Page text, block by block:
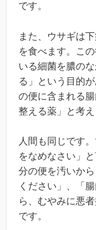
です。
また、ウサギは
を食べます。こ
いる細菌を膿の
る」という目的
の便に含まれる
整える薬」と考え
人間も同じです
をなめなさい」
分の便を汚いか
ください」、「
ら、むやみに悪
です。